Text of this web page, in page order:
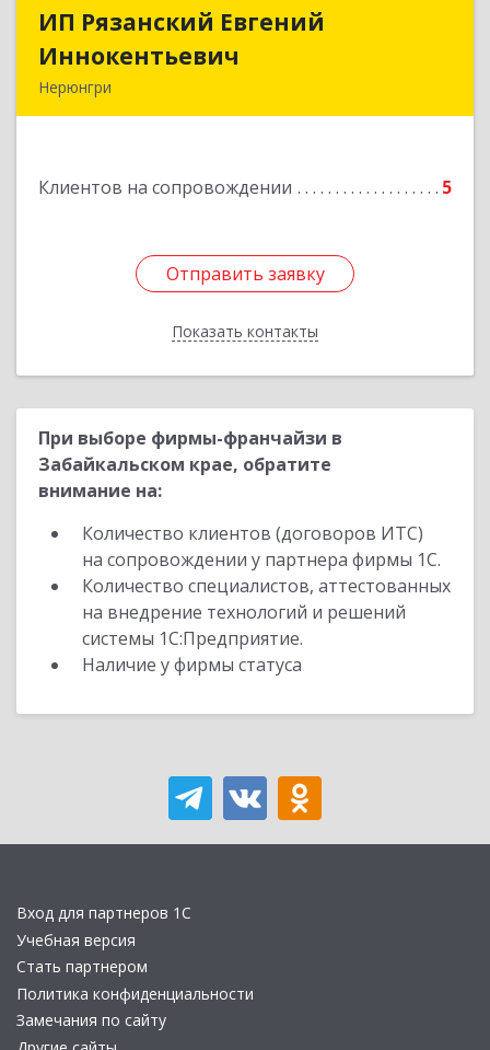
ИП Рязанский Евгений
Иннокентьевич
Нерюнгри
Клиентов на сопровождении 5
Отправить заявку
Показать контакты
ИП Рязанский Евгений
Подробнее
Отправить заявку
Назад
При выборе фирмы-франчайзи в
Забайкальском крае, обратите
внимание на:
Количество клиентов (договоров ИТС)
на сопровождении у партнера фирмы 1С.
Количество специалистов, аттестованных
на внедрение технологий и решений
системы 1С:Предприятие.
Наличие у фирмы статуса
Вход для партнеров 1С
Учебная версия
Стать партнером
Политика конфиденциальности
Замечания по сайту